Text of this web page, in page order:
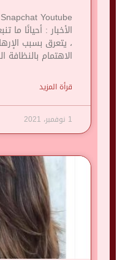
الأخبار : أحيانًا
، يتعرق بسبب
الاهتمام بالنظافة
قرأة المزيد
1 نوفمبر، 2021